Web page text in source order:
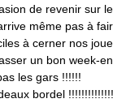
de revenir sur
même pas à
à cerner nos
un bon week-
les gars !!!!!!
bordel